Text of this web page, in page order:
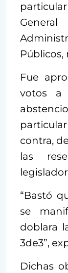
Públicos,
Fue
votos a
contra,
las
“Bastó
se
doblara
3de3”,
Dichas